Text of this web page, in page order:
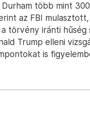
több mint
az FBI
törvény iránti hűség
Trump elleni
is